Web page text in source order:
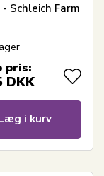
Schleich Farm
pris:
DKK
i kurv